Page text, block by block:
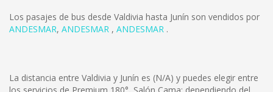
Los pasajes de bus desde Valdivia hasta Junín son vendidos por
ANDESMAR, ANDESMAR , ANDESMAR .
La distancia entre Valdivia y Junín es (N/A) y puedes elegir entre